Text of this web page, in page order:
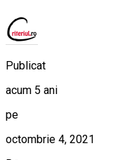
Publicat
acum 5 ani
pe
octombrie 4, 2021